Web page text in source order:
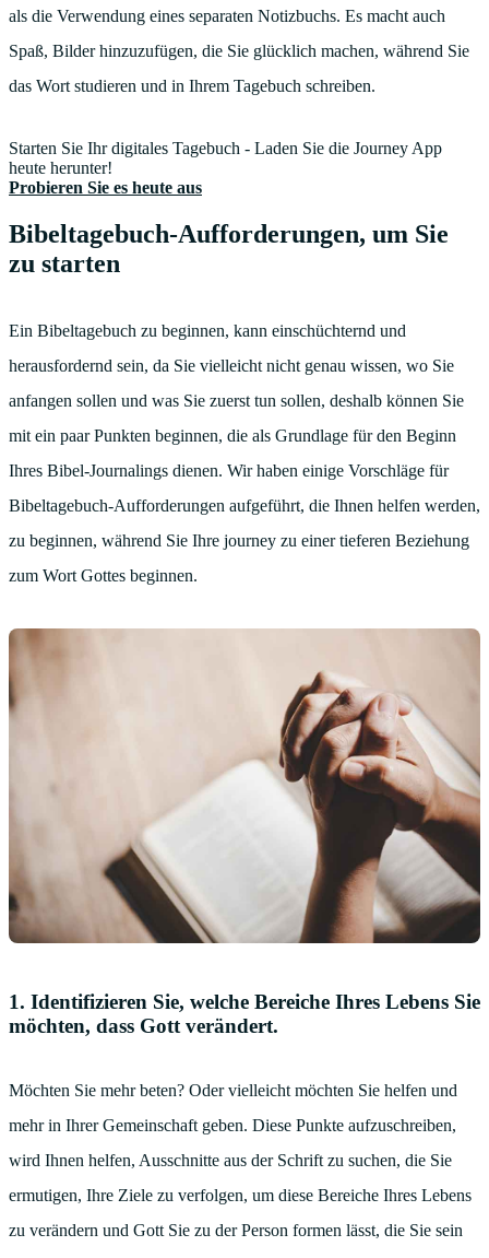
als die Verwendung eines separaten Notizbuchs. Es macht auch
Spaß, Bilder hinzuzufügen, die Sie glücklich machen, während Sie
das Wort studieren und in Ihrem Tagebuch schreiben.
Starten Sie Ihr digitales Tagebuch - Laden Sie die Journey App
heute herunter!
Probieren Sie es heute aus
Bibeltagebuch-Aufforderungen, um Sie
zu starten
Ein Bibeltagebuch zu beginnen, kann einschüchternd und
herausfordernd sein, da Sie vielleicht nicht genau wissen, wo Sie
anfangen sollen und was Sie zuerst tun sollen, deshalb können Sie
mit ein paar Punkten beginnen, die als Grundlage für den Beginn
Ihres Bibel-Journalings dienen. Wir haben einige Vorschläge für
Bibeltagebuch-Aufforderungen aufgeführt, die Ihnen helfen werden,
zu beginnen, während Sie Ihre journey zu einer tieferen Beziehung
zum Wort Gottes beginnen.
1. Identifizieren Sie, welche Bereiche Ihres Lebens Sie
möchten, dass Gott verändert.
Möchten Sie mehr beten? Oder vielleicht möchten Sie helfen und
mehr in Ihrer Gemeinschaft geben. Diese Punkte aufzuschreiben,
wird Ihnen helfen, Ausschnitte aus der Schrift zu suchen, die Sie
ermutigen, Ihre Ziele zu verfolgen, um diese Bereiche Ihres Lebens
zu verändern und Gott Sie zu der Person formen lässt, die Sie sein